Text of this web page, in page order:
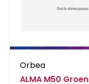
Orbea
ALMA M50 Groen